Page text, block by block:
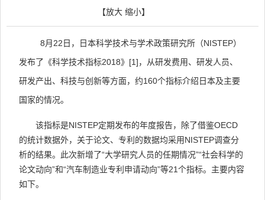
【放大 缩小】
8月 22 日，日本科学技术与学术政策研究所（NISTEP）
发布了《科学技术指标2018》 [1]，从研发费用、研发人员、
研发产出、科技与创新等方面，约160个指标介绍日本及主要
国家的情况。
该指标是NISTEP定期发布的年度报告，除了借鉴OECD
的统计数据外，关于论文、专利的数据均采用NISTEP调查分
析的结果。此次新增了“大学研究人员的任期情况”“社会科学的
论文动向”和“汽车制造业专利申请动向”等21个指标。主要内容
如下。